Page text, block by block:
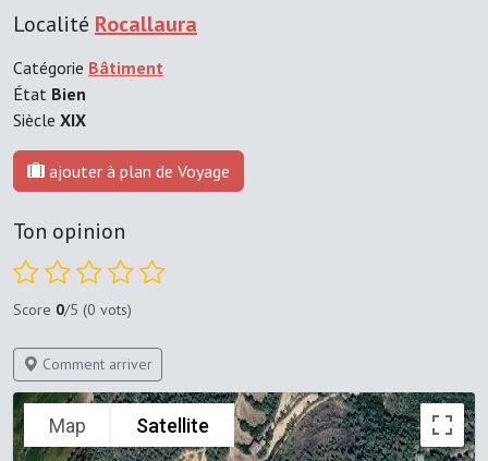
Localité Rocallaura
Catégorie Bâtiment
État Bien
Siècle XIX
ajouter à plan de Voyage
Ton opinion
Score 0/5 (0 vots)
Comment arriver
Map Satellite